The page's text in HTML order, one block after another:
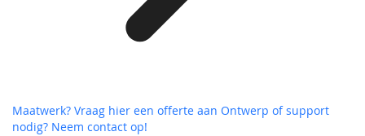
Maatwerk? Vraag hier een offerte aan Ontwerp of support
nodig? Neem contact op!